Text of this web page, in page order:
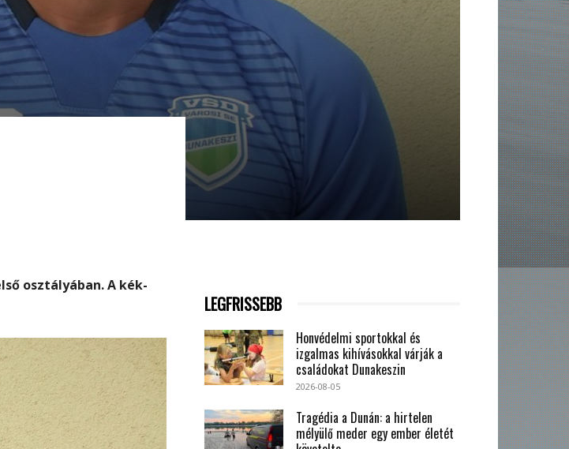
osztályában. A kék-
LEGFRISSEBB
Honvédelmi sportokkal és
izgalmas kihívásokkal várják a
családokat Dunakeszin
2026-08-05
Tragédia a Dunán: a hirtelen
mélyülő meder egy ember életét